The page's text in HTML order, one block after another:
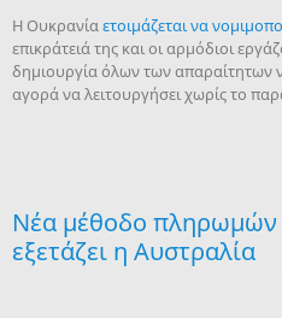
Η Ουκρανίαετοιμάζεται να
επικράτειά της και οι αρμόδιοι
δημιουργία όλων των απαραίτητων
αγορά να λειτουργήσει χωρίς το
Νέα μέθοδο πληρωμών
εξετάζει η Αυστραλία